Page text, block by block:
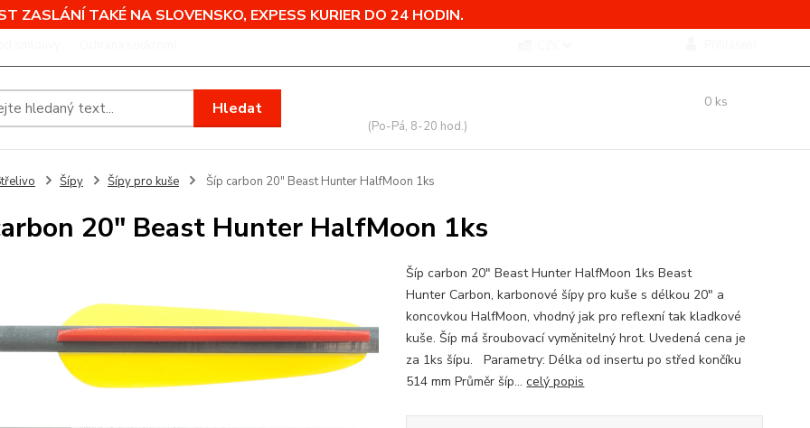
ZASLÁNÍ TAKÉ NA SLOVENSKO, EXPESS KURIER DO 24 HODIN.
Hledat
(Po-Pá, 8-20 hod.)
0 ks
Šípy Šípy pro kuše Šíp carbon 20" Beast Hunter HalfMoon 1ks
20" Beast Hunter HalfMoon 1ks
Šíp carbon 20" Beast Hunter HalfMoon 1ks Beast
Hunter Carbon, karbonové šípy pro kuše s délkou 20" a
koncovkou HalfMoon, vhodný jak pro reflexní tak kladkové
kuše. Šíp má šroubovací vyměnitelný hrot. Uvedená cena je
za 1ks šípu. Parametry: Délka od insertu po střed končíku
514 mm Průměr šíp...celý popis